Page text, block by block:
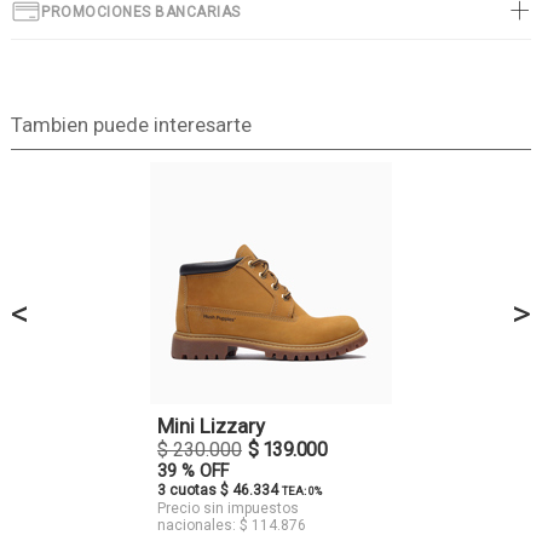
PROMOCIONES BANCARIAS
Tambien puede interesarte
<
Mini Lizzary
$ 230.000 $ 139.000
39 % OFF
3 cuotas $ 46.334TEA: 0%
Precio sin impuestos
nacionales: $ 114.876
>